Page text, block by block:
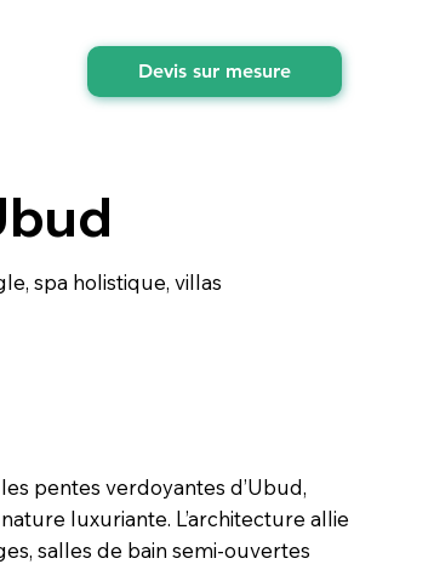
Devis sur mesure
spa holistique, villas
pentes verdoyantes d’Ubud,
luxuriante. L’architecture allie
salles de bain semi-ouvertes